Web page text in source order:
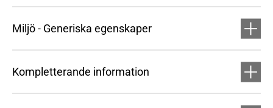
Miljö - Generiska egenskaper
Kompletterande information